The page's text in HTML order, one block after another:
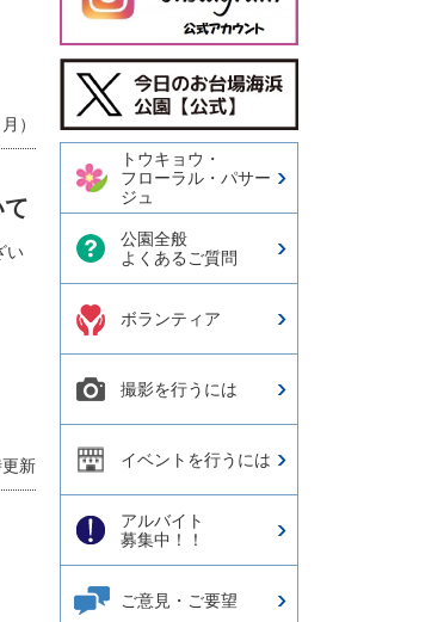
）
い
新
今日のお台場海浜公園【公
式X】
トウキョウ・
フローラル・パサー
ジュ
公園全般
よくあるご質問
ボランティア
撮影を行うには
イベントを行うには
アルバイト
募集中！！
ご意見・ご要望